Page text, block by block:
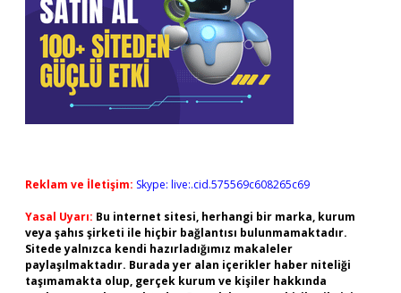
Reklam ve İletişim: Skype: live:.cid.575569c608265c69
Yasal Uyarı: Bu internet sitesi, herhangi bir marka, kurum
veya şahıs şirketi ile hiçbir bağlantısı bulunmamaktadır.
Sitede yalnızca kendi hazırladığımız makaleler
paylaşılmaktadır. Burada yer alan içerikler haber niteliği
taşımamakta olup, gerçek kurum ve kişiler hakkında